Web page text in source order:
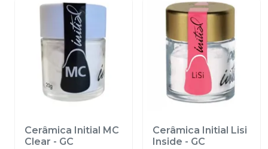
Cerâmica Initial MC
Clear - GC
Cerâmica Initial Lisi
Inside - GC